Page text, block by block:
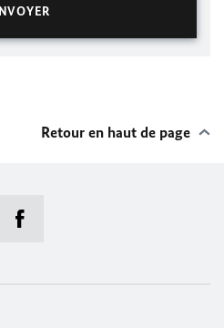
Retour en haut de page